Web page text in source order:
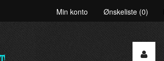
Min konto Ønskeliste (0)